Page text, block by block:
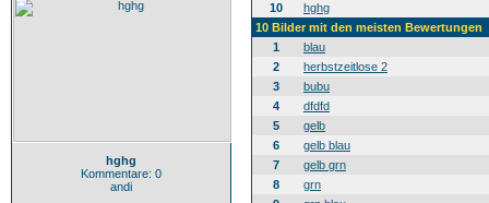
hghg
Kommentare: 0
andi
10
hghg
10 Bilder mit den meisten Bewertungen
1
blau
2
herbstzeitlose 2
3
bubu
4
dfdfd
5
gelb
6
gelb blau
7
gelb grn
8
grn